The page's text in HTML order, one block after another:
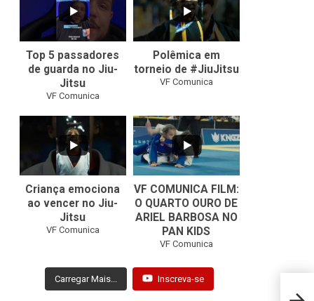
Top 5 passadores
de guarda no Jiu-
Jitsu
VF Comunica
Polêmica em
torneio de #JiuJitsu
VF Comunica
0
Criança emociona
ao vencer no Jiu-
Jitsu
VF Comunica
...
0
VF COMUNICA FILM:
O QUARTO OURO DE
ARIEL BARBOSA NO
PAN KIDS
VF Comunica
Carregar Mais... Inscreva-se